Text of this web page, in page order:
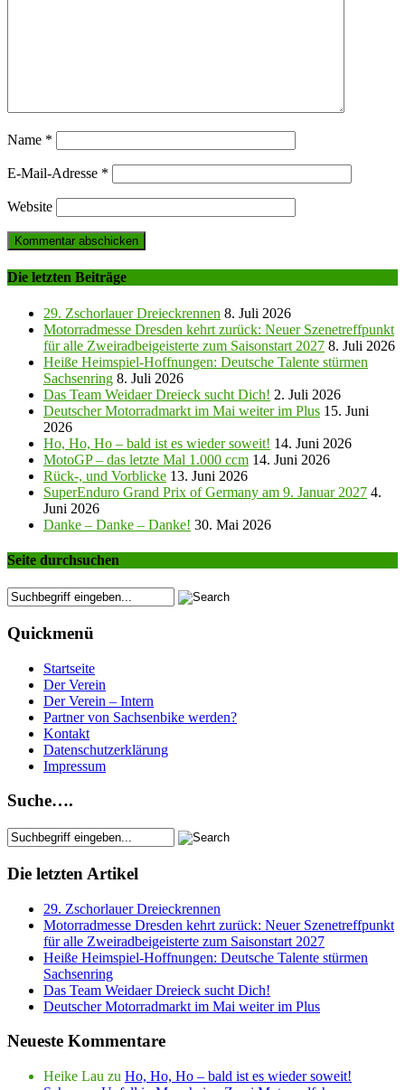
Name *
E-Mail-Adresse *
Website
Die letzten Beiträge
29. Zschorlauer Dreieckrennen 8. Juli 2026
Motorradmesse Dresden kehrt zurück: Neuer Szenetreffpunkt
für alle Zweiradbeigeisterte zum Saisonstart 2027 8. Juli 2026
Heiße Heimspiel-Hoffnungen: Deutsche Talente stürmen
Sachsenring 8. Juli 2026
Das Team Weidaer Dreieck sucht Dich! 2. Juli 2026
Deutscher Motorradmarkt im Mai weiter im Plus 15. Juni
2026
Ho, Ho, Ho – bald ist es wieder soweit! 14. Juni 2026
MotoGP – das letzte Mal 1.000 ccm 14. Juni 2026
Rück-, und Vorblicke 13. Juni 2026
SuperEnduro Grand Prix of Germany am 9. Januar 2027 4.
Juni 2026
Danke – Danke – Danke! 30. Mai 2026
Seite durchsuchen
Quickmenü
Startseite
Der Verein
Der Verein – Intern
Partner von Sachsenbike werden?
Kontakt
Datenschutzerklärung
Impressum
Suche….
Die letzten Artikel
29. Zschorlauer Dreieckrennen
Motorradmesse Dresden kehrt zurück: Neuer Szenetreffpunkt
für alle Zweiradbeigeisterte zum Saisonstart 2027
Heiße Heimspiel-Hoffnungen: Deutsche Talente stürmen
Sachsenring
Das Team Weidaer Dreieck sucht Dich!
Deutscher Motorradmarkt im Mai weiter im Plus
Neueste Kommentare
Heike Lau zu Ho, Ho, Ho – bald ist es wieder soweit!